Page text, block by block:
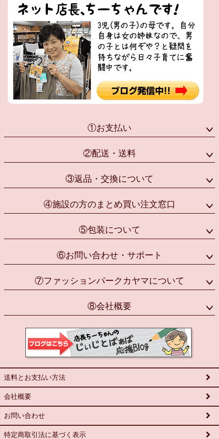
①お支払い
②配送・送料
③返品・交換について
④施設の方のまとめ買い注文窓口
⑤包装について
⑥お問い合わせ・サポート
⑦ファッションパークカヤマについて
⑧会社概要
送料とお支払い方法
会社概要
お問い合わせ
特定商取引法に基づく表示